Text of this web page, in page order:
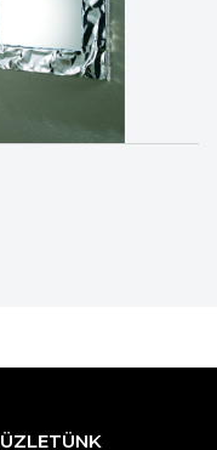
ÜZLETÜNK